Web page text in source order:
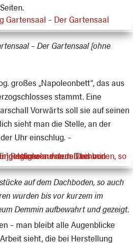
– Der Gartensaal [ohne
großes „Napoleonbett“, das aus
stammt. Eine
Vorwärts soll sie auf seinen
sieht man die Stelle, an der
Uhr einschlug. –
auf dem Dachboden, so auch
wurden bis vor kurzem im
Demmin aufbewahrt und gezeigt.
– man bleibt alle Augenblicke
sieht, die bei Herstellung